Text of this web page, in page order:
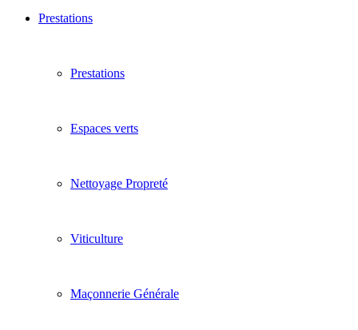
Prestations
Prestations
Espaces verts
Nettoyage Propreté
Viticulture
Maçonnerie Générale